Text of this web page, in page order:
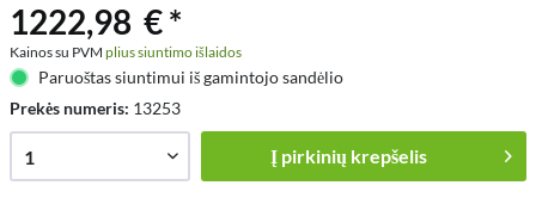
1222,98 € *
Kainos su PVM plius siuntimo išlaidos
Paruoštas siuntimui iš gamintojo sandėlio
Prekės numeris: 13253
Į pirkinių krepšelis